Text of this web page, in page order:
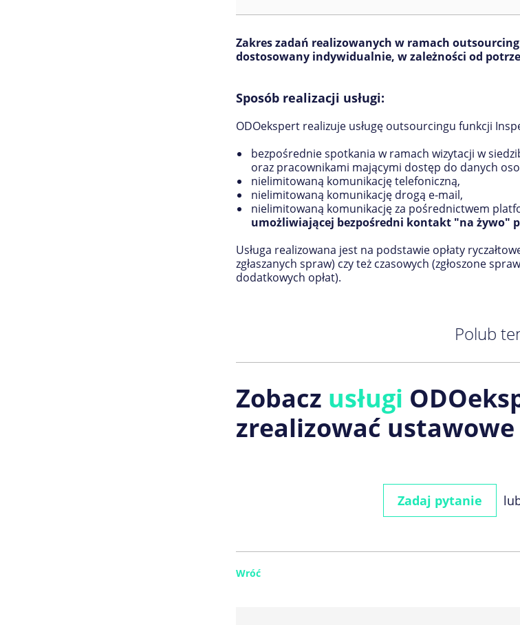
Zakres zadań realizowanych w ramach
dostosowany indywidualnie, w zależności od
Sposób realizacji usługi:
ODOekspert realizuje usługę outsourcingu funkcji
bezpośrednie spotkania w ramach wizytacji w
oraz pracownikami mającymi dostęp do danych
nielimitowaną komunikację telefoniczną,
nielimitowaną komunikację drogą e-mail,
nielimitowaną komunikację za pośrednictwem
umożliwiającej bezpośredni kontakt "na żywo"
Usługa realizowana jest na podstawie opłaty
zgłaszanych spraw) czy też czasowych (zgłoszone
dodatkowych opłat).
Polub
Zobacz usługi
zrealizować
Zadaj pytanie
Wróć